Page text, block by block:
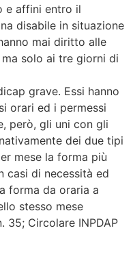
e affini entro il
disabile in situazione
mai diritto alle
solo ai tre giorni di
grave. Essi hanno
orari ed i permessi
però, gli uni con gli
dei due tipi
mese la forma più
casi di necessità ed
forma da oraria a
stesso mese
35; Circolare INPDAP